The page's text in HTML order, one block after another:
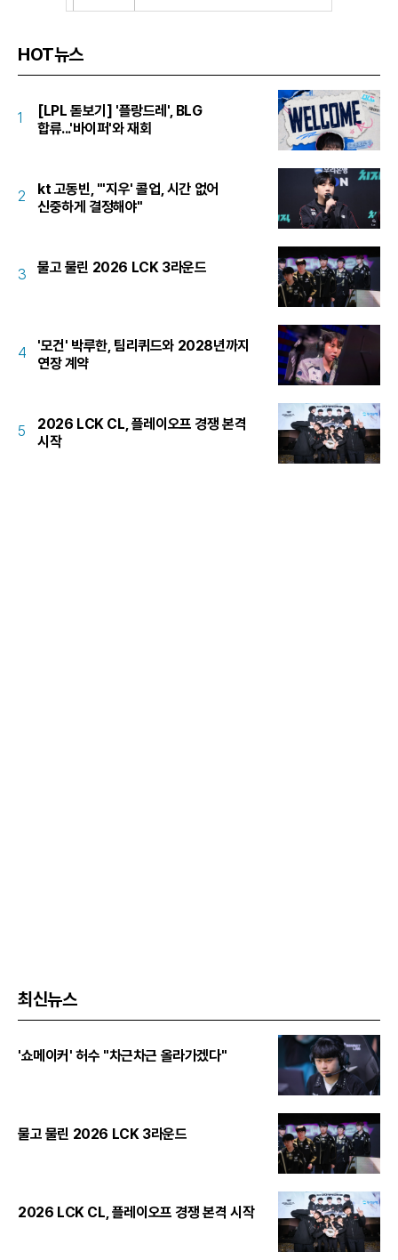
HOT뉴스
1
[LPL 돋보기] '플랑드레', BLG
합류...'바이퍼'와 재회
2
kt 고동빈, "'지우' 콜업, 시간 없어
신중하게 결정해야"
3 물고 물린 2026 LCK 3라운드
4
'모건' 박루한, 팀리퀴드와 2028년까지
연장 계약
5
2026 LCK CL, 플레이오프 경쟁 본격
시작
최신뉴스
'쇼메이커' 허수 "차근차근 올라가겠다"
물고 물린 2026 LCK 3라운드
2026 LCK CL, 플레이오프 경쟁 본격 시작